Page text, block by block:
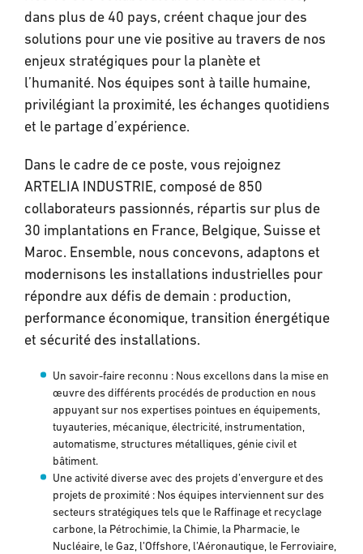
dans plus de 40 pays, créent chaque jour des
solutions pour une vie positive au travers de nos
enjeux stratégiques pour la planète et
l’humanité. Nos équipes sont à taille humaine,
privilégiant la proximité, les échanges quotidiens
et le partage d’expérience.
Dans le cadre de ce poste, vous rejoignez
ARTELIA INDUSTRIE, composé de 850
collaborateurs passionnés, répartis sur plus de
30 implantations en France, Belgique, Suisse et
Maroc. Ensemble, nous concevons, adaptons et
modernisons les installations industrielles pour
répondre aux défis de demain : production,
performance économique, transition énergétique
et sécurité des installations.
Un savoir-faire reconnu : Nous excellons dans la mise en
œuvre des différents procédés de production en nous
appuyant sur nos expertises pointues en équipements,
tuyauteries, mécanique, électricité, instrumentation,
automatisme, structures métalliques, génie civil et
bâtiment.
Une activité diverse avec des projets d’envergure et des
projets de proximité : Nos équipes interviennent sur des
secteurs stratégiques tels que le Raffinage et recyclage
carbone, la Pétrochimie, la Chimie, la Pharmacie, le
Nucléaire, le Gaz, l’Offshore, l’Aéronautique, le Ferroviaire,